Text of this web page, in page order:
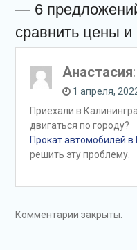
— 6
сравнить цены и
Анастасия:
1 апреля,
Приехали в
двигаться по городу?
Прокат автомобилей
решить эту проблему.
Комментарии закрыты.